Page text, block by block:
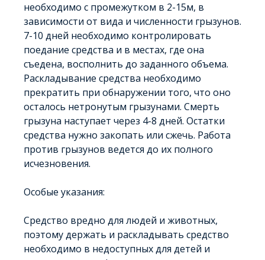
необходимо с промежутком в 2-15м, в
зависимости от вида и численности грызунов.
7-10 дней необходимо контролировать
поедание средства и в местах, где она
съедена, восполнить до заданного объема.
Раскладывание средства необходимо
прекратить при обнаружении того, что оно
осталось нетронутым грызунами. Смерть
грызуна наступает через 4-8 дней. Остатки
средства нужно закопать или сжечь. Работа
против грызунов ведется до их полного
исчезновения.
Особые указания:
Средство вредно для людей и животных,
поэтому держать и раскладывать средство
необходимо в недоступных для детей и